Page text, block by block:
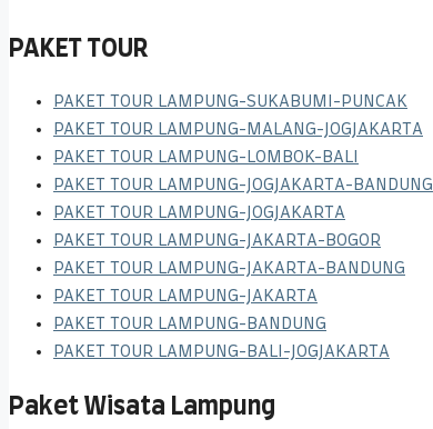
PAKET TOUR
PAKET TOUR LAMPUNG-SUKABUMI-PUNCAK
PAKET TOUR LAMPUNG-MALANG-JOGJAKARTA
PAKET TOUR LAMPUNG-LOMBOK-BALI
PAKET TOUR LAMPUNG-JOGJAKARTA-BANDUNG
PAKET TOUR LAMPUNG-JOGJAKARTA
PAKET TOUR LAMPUNG-JAKARTA-BOGOR
PAKET TOUR LAMPUNG-JAKARTA-BANDUNG
PAKET TOUR LAMPUNG-JAKARTA
PAKET TOUR LAMPUNG-BANDUNG
PAKET TOUR LAMPUNG-BALI-JOGJAKARTA
Paket Wisata Lampung